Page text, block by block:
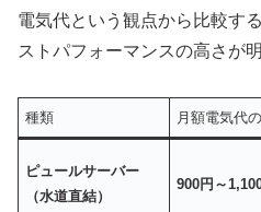
電気代という観点から比較す
ストパフォーマンスの高さが
種類 月額電気代
ピュールサーバー
（水道直結）
900円～